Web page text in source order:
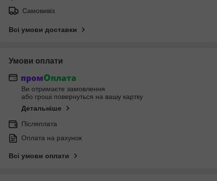
Самовивіз
Всі умови доставки
Умови оплати
Ви отримаєте замовлення
або гроші повернуться на вашу картку
Детальніше
Післяплата
Оплата на рахунок
Всі умови оплати